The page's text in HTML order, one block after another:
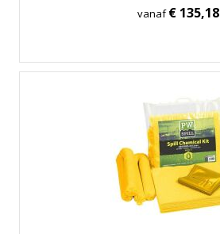
vanaf€ 135,18